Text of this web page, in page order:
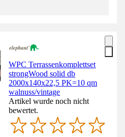
WPC Terrassenkomplettset
strongWood solid db
2000x140x22,5 PK=10 qm
walnuss/vintage
Artikel wurde noch nicht
bewertet.